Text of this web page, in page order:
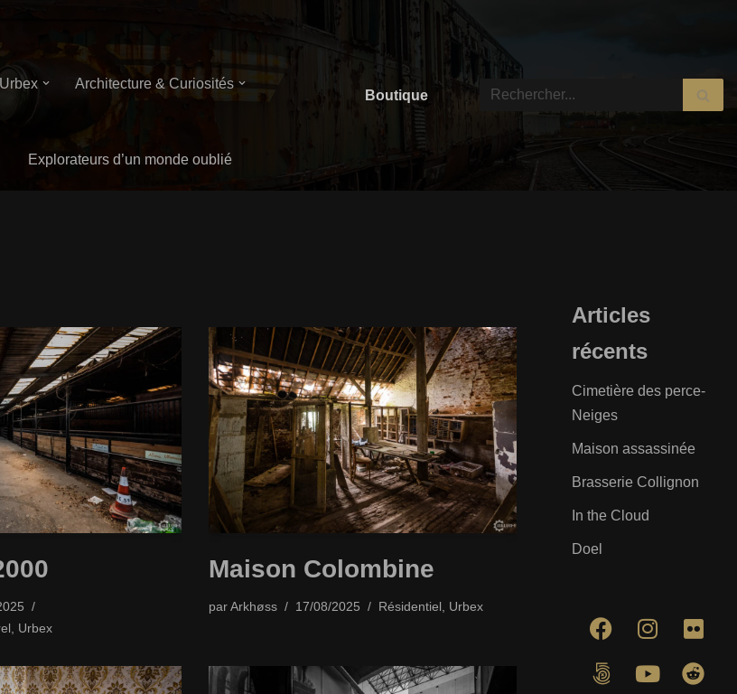
Urbex
Architecture & Curiosités
Boutique
Explorateurs d’un monde oublié
, Urbex
Maison Colombine
parArkhøss 17/08/2025 Résidentiel, Urbex
Articles
récents
Cimetière des perce-
Neiges
Maison assassinée
Brasserie Collignon
In the Cloud
Doel